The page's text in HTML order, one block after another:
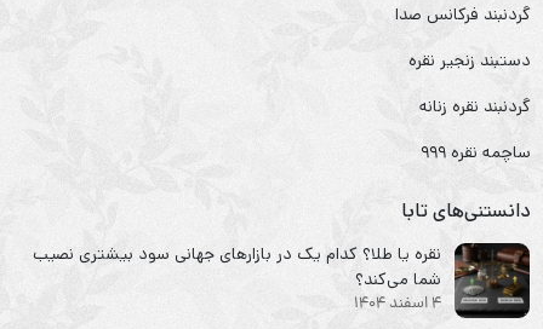
گردنبند فرکانس صدا
دستبند زنجیر نقره
گردنبند نقره زنانه
ساچمه نقره ۹۹۹
دانستنی‌های تابا
نقره یا طلا؟ کدام یک در بازارهای جهانی سود بیشتری نصیب
شما می‌کند؟
4 اسفند 1404